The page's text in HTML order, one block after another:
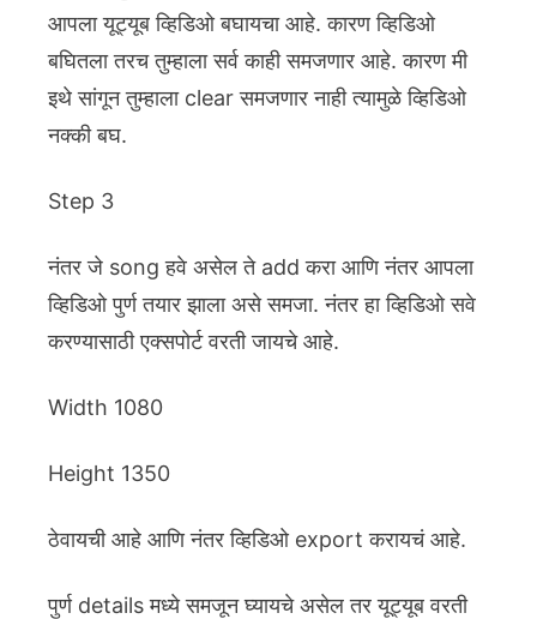
आपला यूट्यूब व्हिडिओ बघायचा आहे. कारण व्हिडिओ
बघितला तरच तुम्हाला सर्व काही समजणार आहे. कारण मी
इथे सांगून तुम्हाला clear समजणार नाही त्यामुळे व्हिडिओ
नक्की बघ.
Step 3
नंतर जे song हवे असेल ते add करा आणि नंतर आपला
व्हिडिओ पुर्ण तयार झाला असे समजा. नंतर हा व्हिडिओ सवे
करण्यासाठी एक्सपोर्ट वरती जायचे आहे.
Width 1080
Height 1350
ठेवायची आहे आणि नंतरव्हिडिओ export करायचं आहे.
पुर्ण details मध्ये समजून घ्यायचे असेल तर यूट्यूब वरती